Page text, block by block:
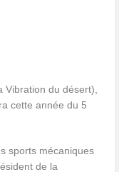
du désert),
cette année du 5
sports mécaniques
de la